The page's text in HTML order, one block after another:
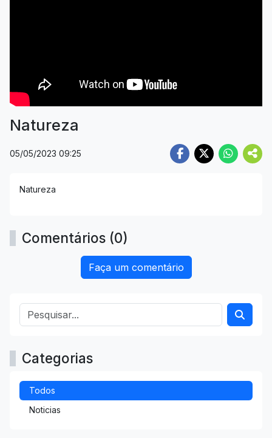
Natureza
05/05/2023 09:25
Natureza
Comentários (0)
Faça um comentário
Categorias
Todos
Noticias